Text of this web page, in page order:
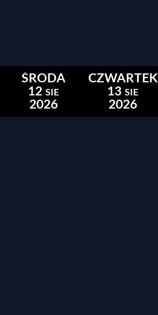
ŚRODA
12 SIE
2026
CZWARTEK
13 SIE
2026